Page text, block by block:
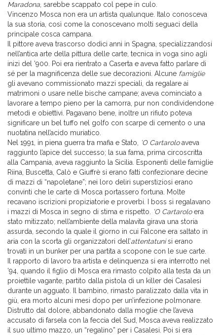
Maradona , sarebbe scappato col pepe in culo.
Vincenzo Mosca non era un artista qualunque. Italo conosceva
la sua storia, così come la conoscevano molti seguaci della
principale cosca campana.
Il pittore aveva trascorso dodici anni in Spagna, specializzandosi
nell’antica arte della pittura delle carte, tecnica in voga sino agli
inizi del ’900. Poi era rientrato a Caserta e aveva fatto parlare di
sé per la magnificenza delle sue decorazioni. Alcune famiglie
gli avevano commissionato mazzi speciali, da regalare ai
matrimoni o usare nelle bische campane; aveva cominciato a
lavorare a tempo pieno per la camorra, pur non condividendone
metodi e obiettivi. Pagavano bene, inoltre un rifiuto poteva
significare un bel tuffo nel golfo con scarpe di cemento o una
nuotatina nell’acido muriatico.
Nel 1991, in piena guerra tra mafia e Stato,
’O Cartaroloaveva
raggiunto l’apice del successo; la sua fama, prima circoscritta
alla Campania, aveva raggiunto la Sicilia. Esponenti delle famiglie
Riina, Buscetta, Calò e Giuffrè si erano fatti confezionare decine
di mazzi di “napoletane”; nei loro deliri superstiziosi erano
convinti che le carte di Mosca portassero fortuna. Molte
recavano iscrizioni propiziatorie e proverbi. I boss si regalavano
i mazzi di Mosca in segno di stima e rispetto.
’O Cartaroloera
stato mitizzato; nell’ambiente della malavita girava una storia
assurda, secondo la quale il giorno in cui Falcone era saltato in
aria con la scorta gli organizzatori dell’attentatunisi erano
trovati in un bunker per una partita a scopone con le sue carte.
Il rapporto di lavoro tra artista e delinquenza si era interrotto nel
’94, quando il figlio di Mosca era rimasto colpito alla testa da un
proiettile vagante, partito dalla pistola di un killer dei Casalesi
durante un agguato. Il bambino, rimasto paralizzato dalla vita in
giù, era morto alcuni mesi dopo per un’infezione polmonare.
Distrutto dal dolore, abbandonato dalla moglie che l’aveva
accusato di farsela con la feccia del Sud, Mosca aveva realizzato
il suo ultimo mazzo, un “regalino” per i Casalesi. Poi si era